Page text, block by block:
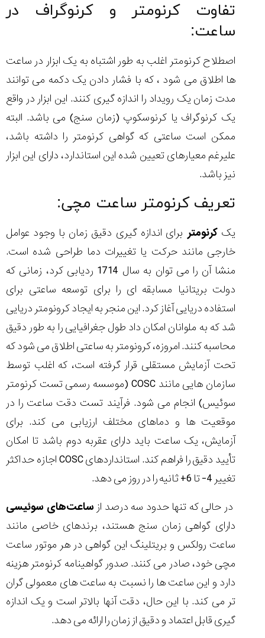
تفاوت کرنومتر و کرنوگراف در
ساعت:
اصطلاح کرنومتر اغلب به طور اشتباه به یک ابزار در ساعت
ها اطلاق می شود ، که با فشار دادن یک دکمه می توانند
مدت زمان یک رویداد را اندازه گیری کنند. این ابزار در واقع
یک کرنوگراف یا کرنوسکوپ (زمان سنج) می باشد. البته
ممکن است ساعتی که گواهی کرنومتر را داشته باشد،
علیرغم معیارهای تعیین شده این استاندارد، دارای این ابزار
نیز باشد.
تعریف کرنومتر ساعت مچی:
یککرنومتر برای اندازه گیری دقیق زمان با وجود عوامل
خارجی مانند حرکت یا تغییرات دما طراحی شده است.
منشا آن را می توان به سال 1714 ردیابی کرد، زمانی که
دولت بریتانیا مسابقه ای را برای توسعه ساعتی برای
استفاده دریایی آغاز کرد. این منجر به ایجاد کرونومتر دریایی
شد که به ملوانان امکان داد طول جغرافیایی را به طور دقیق
محاسبه کنند. امروزه، کرونومتر به ساعتی اطلاق می شود که
تحت آزمایش مستقلی قرار گرفته است، که اغلب توسط
سازمان هایی مانند COSC (موسسه رسمی تست کرنومتر
سوئیس) انجام می شود. فرآیند تست دقت ساعت را در
موقعیت ها و دماهای مختلف ارزیابی می کند. برای
آزمایش، یک ساعت باید دارای عقربه دوم باشد تا امکان
تأیید دقیق را فراهم کند. استانداردهای COSC اجازه حداکثر
تغییر 4- تا 6+ ثانیه را در روز می دهد.
در حالی که تنها حدود سه درصد از ساعت‌های سوئیسی
دارای گواهی زمان سنج هستند، برندهای خاصی مانند
ساعت رولکس و بریتلینگ این گواهی در هر موتور ساعت
مچی خود، صادر می کنند. صدور گواهینامه کرنومتر هزینه
دارد و این ساعت ها را نسبت به ساعت های معمولی گران
تر می کند. با این حال، دقت آنها بالاتر است و یک اندازه
گیری قابل اعتماد و دقیق از زمان را ارائه می دهد.